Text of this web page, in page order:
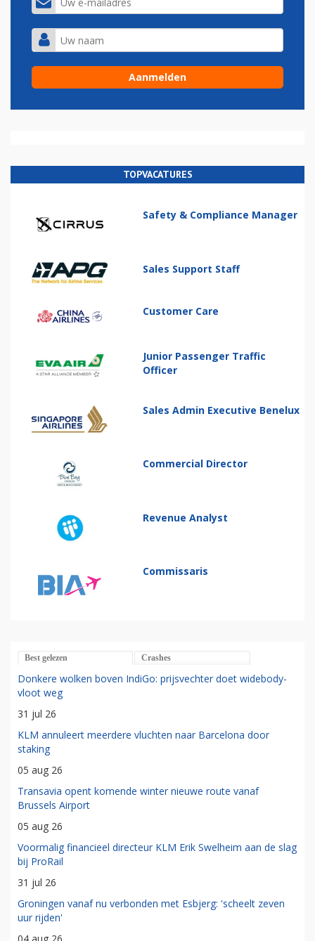
TOPVACATURES
Safety & Compliance Manager
Sales Support Staff
Customer Care
Junior Passenger Traffic
Officer
Sales Admin Executive Benelux
Commercial Director
Revenue Analyst
Commissaris
Best gelezen Crashes
Donkere wolken boven IndiGo: prijsvechter doet widebody-
vloot weg
31 jul 26
KLM annuleert meerdere vluchten naar Barcelona door
staking
05 aug 26
Transavia opent komende winter nieuwe route vanaf
Brussels Airport
05 aug 26
Voormalig financieel directeur KLM Erik Swelheim aan de slag
bij ProRail
31 jul 26
Groningen vanaf nu verbonden met Esbjerg: 'scheelt zeven
uur rijden'